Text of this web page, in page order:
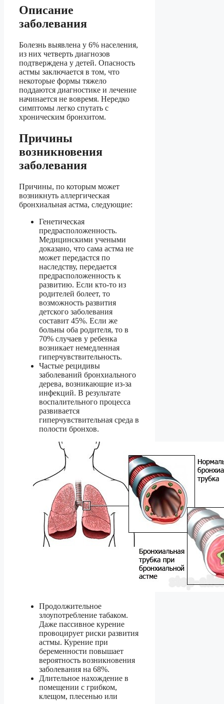
Описание
заболевания
Болезнь выявлена у 6% населения,
из них четверть диагнозов
подтверждена у детей. Опасность
астмы заключается в том, что
некоторые формы тяжело
поддаются диагностике и лечение
начинается не вовремя. Нередко
симптомы легко спутать с
хроническим бронхитом.
Причины
возникновения
заболевания
Причины, по которым может
возникнуть аллергическая
бронхиальная астма, следующие:
Генетическая
предрасположенность.
Медицинскими учеными
доказано, что сама астма не
может передастся по
наследству, передается
предрасположенность к
развитию. Если кто-то из
родителей болеет, то
возможность развития
детского заболевания
составит 45%. Если же
больны оба родителя, то в
70% случаев у ребенка
возникает немедленная
гиперчувствительность.
Частые рецидивы
заболеваний бронхиального
дерева, возникающие из-за
инфекций. В результате
воспалительного процесса
развивается
гиперчувствительная среда в
полости бронхов.
Продолжительное
злоупотребление табаком.
Даже пассивное курение
провоцирует риски развития
астмы. Курение при
беременности повышает
вероятность возникновения
заболевания на 68%.
Длительное нахождение в
помещении с грибком,
клещом, плесенью или